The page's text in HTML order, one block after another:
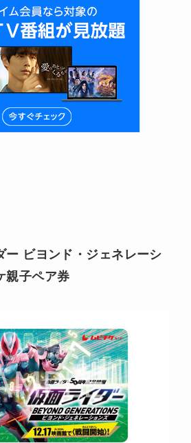
ー ビヨンド・ジェネレーシ
親子ペア券